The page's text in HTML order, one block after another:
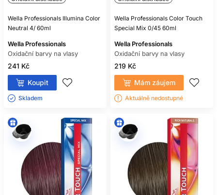
Wella Professionals Illumina Color
Neutral 4/ 60ml
Wella Professionals
Oxidační barvy na vlasy
241 Kč
Koupit
Skladem ㅤ
Wella Professionals Color Touch
Special Mix 0/45 60ml
Wella Professionals
Oxidační barvy na vlasy
219 Kč
Mám záujem
Aktuálně nedostupné